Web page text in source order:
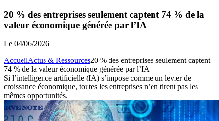
20 % des entreprises seulement captent 74 % de la
valeur économique générée par l’IA
Le 04/06/2026
AccueilActus & Ressources20 % des entreprises seulement captent
74 % de la valeur économique générée par l’IA
Si l’intelligence artificielle (IA) s’impose comme un levier de
croissance économique, toutes les entreprises n’en tirent pas les
mêmes opportunités.